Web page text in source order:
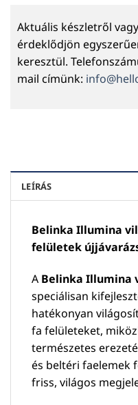
Aktuális készletről
érdeklődjön
keresztül.
mail címünk:
LEÍRÁS
Belinka Illumina
felületek
A Belinka Illumina
speciálisan
hatékonyan
fa felületeket,
természetes
és beltéri faelemek
friss, világos